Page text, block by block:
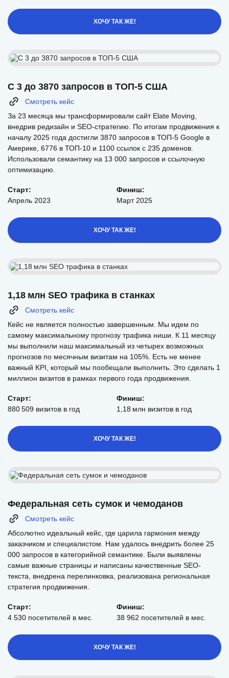
ХОЧУ ТАК ЖЕ!
С 3 до 3870 запросов в ТОП-5 США
Смотреть кейс
За 23 месяца мы трансформировали сайт Elate Moving,
внедрив редизайн и SEO-стратегию. По итогам продвижения к
началу 2025 года достигли 3870 запросов в ТОП-5 Google в
Америке, 6776 в ТОП-10 и 1100 ссылок с 235 доменов.
Использовали семантику на 13 000 запросов и ссылочную
оптимизацию.
Старт:
Апрель 2023
Финиш:
Март 2025
ХОЧУ ТАК ЖЕ!
1,18 млн SEO трафика в станках
Смотреть кейс
Кейс не является полностью завершенным. Мы идем по
самому максимальному прогнозу трафика ниши. К 11 месяцу
мы выполнили наш максимальный из четырех возможных
прогнозов по месячным визитам на 105%. Есть не менее
важный KPI, который мы пообещали выполнить. Это сделать 1
миллион визитов в рамках первого года продвижения.
Старт:
880 509 визитов в год
Финиш:
1,18 млн визитов в год
ХОЧУ ТАК ЖЕ!
Федеральная сеть сумок и чемоданов
Смотреть кейс
Абсолютно идеальный кейс, где царила гармония между
заказчиком и специалистом. Нам удалось внедрить более 25
000 запросов в категорийной семантике. Были выявлены
самые важные страницы и написаны качественные SEO-
текста, внедрена перелинковка, реализована региональная
стратегия продвижения.
Старт:
4 530 посетителей в мес.
Финиш:
38 962 посетителей в мес.
ХОЧУ ТАК ЖЕ!